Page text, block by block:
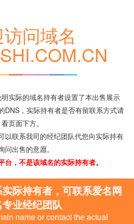
问域名
实际的域名持有者设置了本出售展示
DNS，实际持有者是否有留联系方式请
看页面下方。
以联系我司的经纪团队代您向实际持有
问出售的意愿。
台，不是该域名的实际持有者。
际持有者，可联系爱名网
业经纪团队
name or contact the actual